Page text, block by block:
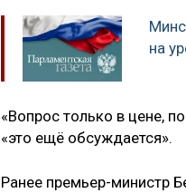
на
«Вопрос только в цене,
«это ещё обсуждается».
Ранее премьер-министр